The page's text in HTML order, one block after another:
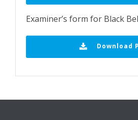
Examiner’s form for Black
Download